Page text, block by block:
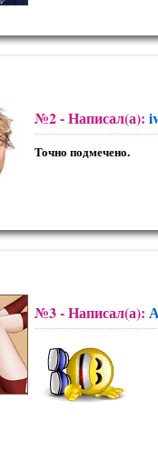
№2- Написал(а):
Точно подмечено.
№3- Написал(а):